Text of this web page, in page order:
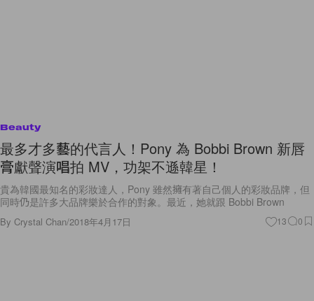
Beauty
最多才多藝的代言人！Pony 為 Bobbi Brown 新唇
膏獻聲演唱拍 MV，功架不遜韓星！
貴為韓國最知名的彩妝達人，Pony 雖然擁有著自己個人的彩妝品牌，但
同時仍是許多大品牌樂於合作的對象。最近，她就跟 Bobbi Brown
By Crystal Chan/2018年4月17日 13 0